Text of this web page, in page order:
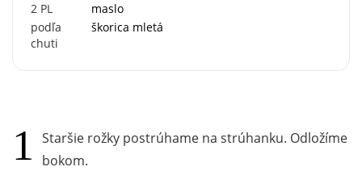
2 PL
maslo
podľa
chuti
škorica mletá
Staršie rožky postrúhame na strúhanku. Odložíme
bokom.